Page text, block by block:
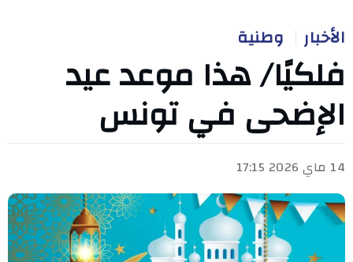
الأخبار وطنية
فلكيًا/ هذا موعد عيد
الإضحى في تونس
14 ماي 2026 17:15